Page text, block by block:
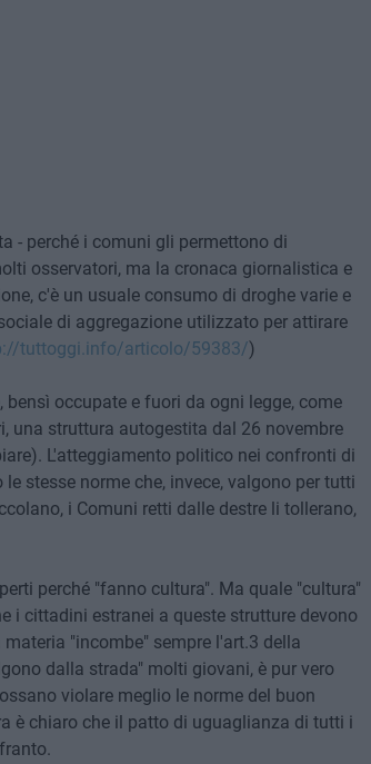
- perché i comuni gli permettono di
osservatori, ma la cronaca giornalistica e
c'è un usuale consumo di droghe varie e
di aggregazione utilizzato per attirare
tuttoggi.info/articolo/59383/)
occupate e fuori da ogni legge, come
una struttura autogestita dal 26 novembre
L'atteggiamento politico nei confronti di
stesse norme che, invece, valgono per tutti
i Comuni retti dalle destre li tollerano,
perché "fanno cultura". Ma quale "cultura"
i cittadini estranei a queste strutture devono
"incombe" sempre l'art.3 della
dalla strada" molti giovani, è pur vero
violare meglio le norme del buon
è chiaro che il patto di uguaglianza di tutti i